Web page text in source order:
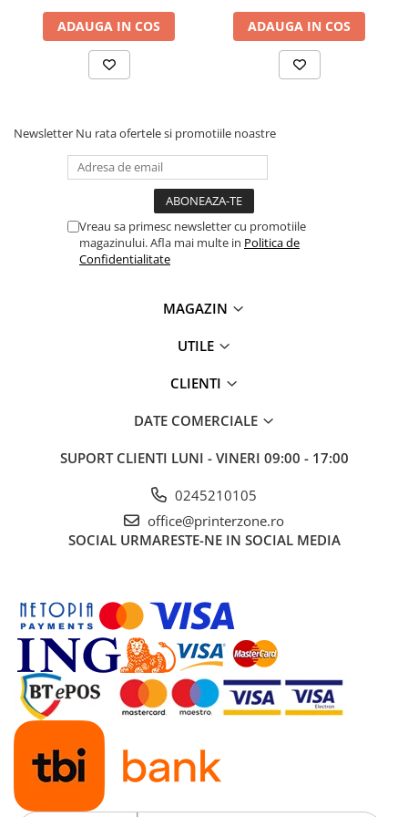
ADAUGA IN COS ADAUGA IN COS
Newsletter Nu rata ofertele si promotiile noastre
Vreau sa primesc newsletter cu promotiile
magazinului. Afla mai multe in Politica de
Confidentialitate
MAGAZIN
UTILE
CLIENTI
DATE COMERCIALE
SUPORT CLIENTI LUNI - VINERI 09:00 - 17:00
0245210105
office@printerzone.ro
SOCIAL URMARESTE-NE IN SOCIAL MEDIA